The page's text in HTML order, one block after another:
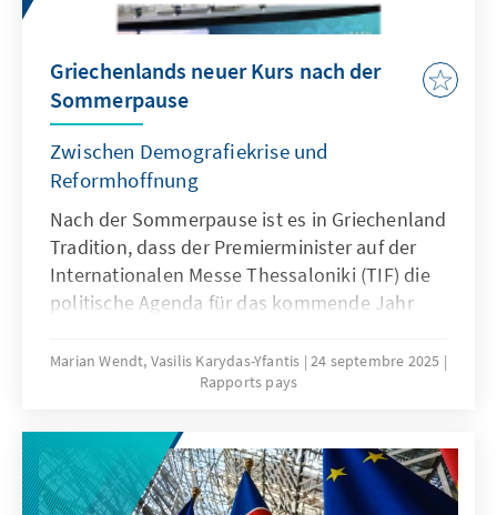
Griechenlands neuer Kurs nach der
Sommerpause
Zwischen Demografiekrise und
Reformhoffnung
Nach der Sommerpause ist es in Griechenland
Tradition, dass der Premierminister auf der
Internationalen Messe Thessaloniki (TIF) die
politische Agenda für das kommende Jahr
Vorzeichen: Kyriakos Mitsotakis (Nea
Demokratia - ND) trat Anfang September
den Umfragen liegt seine Partei derzeit nur
noch bei rund 25 Prozent – ein deutlicher
Einbruch im Vergleich zu den vergangenen
Marian Wendt, Vasilis Karydas-Yfantis 24 septembre 2025
Rapports pays